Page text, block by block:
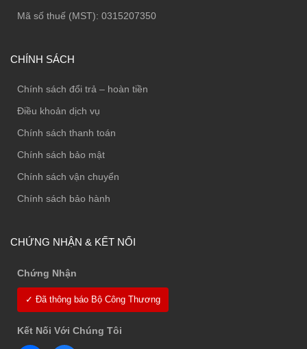
Mã số thuế (MST): 0315207350
CHÍNH SÁCH
Chính sách đổi trả – hoàn tiền
Điều khoản dịch vụ
Chính sách thanh toán
Chính sách bảo mật
Chính sách vận chuyển
Chính sách bảo hành
CHỨNG NHẬN & KẾT NỐI
Chứng Nhận
✓ Đã thông báo Bộ Công Thương
Kết Nối Với Chúng Tôi